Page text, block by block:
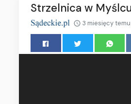
Strzelnica w
3 miesięcy temu